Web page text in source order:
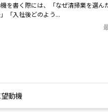
を書く際には、「なぜ清掃業を選ん
「入社後どのよう...